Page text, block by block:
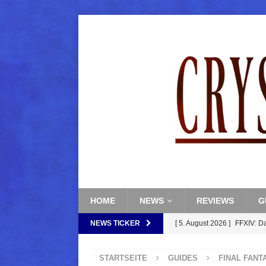
HOME NEWS REVIEWS
NEWS TICKER [ 5. August 2026 ] FFXIV:
STARTSEITE GUIDES FINAL